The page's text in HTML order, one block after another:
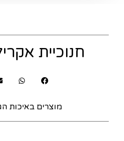
חנוכיית
מוצרים באיכות